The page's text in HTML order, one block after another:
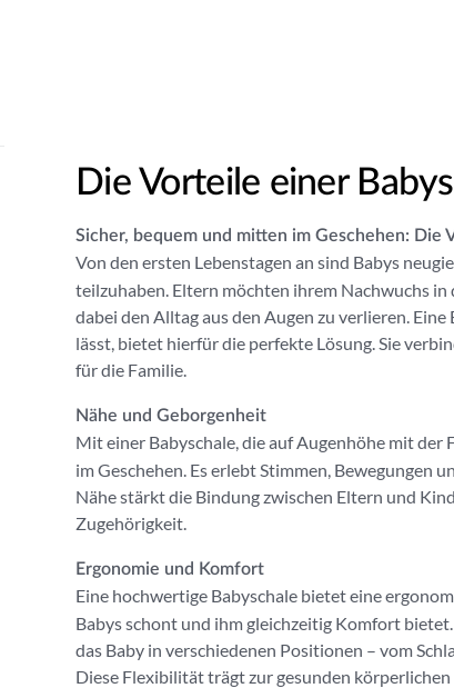
Die Vorteile einer
Sicher, bequem und mitten im Geschehen: Die
Von den ersten Lebenstagen an sind Babys
teilzuhaben. Eltern möchten ihrem Nachwuchs
dabei den Alltag aus den Augen zu verlieren.
lässt, bietet hierfür die perfekte Lösung. Sie
für die Familie.
Nähe und Geborgenheit
Mit einer Babyschale, die auf Augenhöhe mit
im Geschehen. Es erlebt Stimmen, Bewegungen
Nähe stärkt die Bindung zwischen Eltern und
Zugehörigkeit.
Ergonomie und Komfort
Eine hochwertige Babyschale bietet eine
Babys schont und ihm gleichzeitig Komfort
das Baby in verschiedenen Positionen – vom
Diese Flexibilität trägt zur gesunden körperlichen